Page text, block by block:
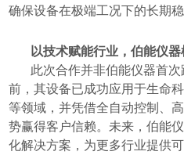
确保设备在极端工况下的长期稳
以技术赋能行业，伯能仪
此次合作并非伯能仪器首
前，其设备已成功应用于生命
等领域，并凭借全自动控制、
势赢得客户信赖。未来，伯能
化解决方案，为更多行业提供